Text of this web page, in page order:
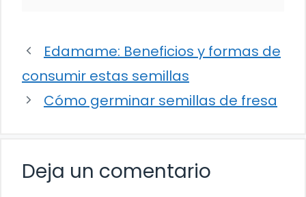
Edamame: Beneficios y formas de
consumir estas semillas
Cómo germinar semillas de fresa
Deja un comentario